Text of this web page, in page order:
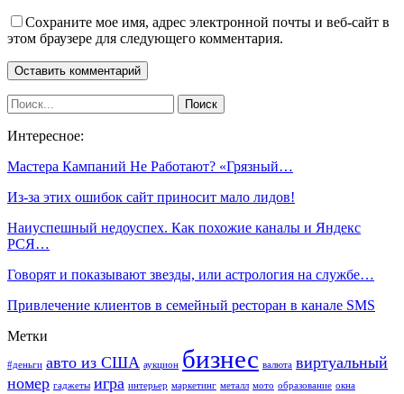
Сохраните мое имя, адрес электронной почты и веб-сайт в
этом браузере для следующего комментария.
Интересное:
Мастера Кампаний Не Работают? «Грязный…
Из-за этих ошибок сайт приносит мало лидов!
Наиуспешный недоуспех. Как похожие каналы и Яндекс
РСЯ…
Говорят и показывают звезды, или астрология на службе…
Привлечение клиентов в семейный ресторан в канале SMS
Метки
#деньги авто из США аукцион бизнес валюта виртуальный
номер гаджеты игра интерьер маркетинг металл мото образование окна